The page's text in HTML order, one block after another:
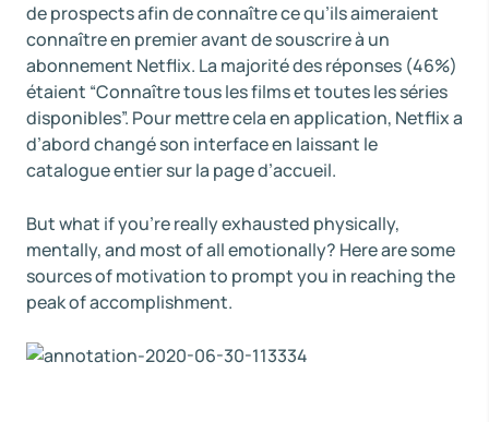
de prospects afin de connaître ce qu’ils aimeraient
connaître en premier avant de souscrire à un
abonnement Netflix. La majorité des réponses (46%)
étaient “Connaître tous les films et toutes les séries
disponibles”. Pour mettre cela en application, Netflix a
d’abord changé son interface en laissant le
catalogue entier sur la page d’accueil.
But what if you’re really exhausted physically,
mentally, and most of all emotionally? Here are some
sources of motivation to prompt you in reaching the
peak of accomplishment.